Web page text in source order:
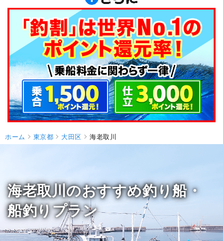
ホーム 東京都 大田区 海老取川
海老取川のおすすめ釣り船・
船釣りプラン